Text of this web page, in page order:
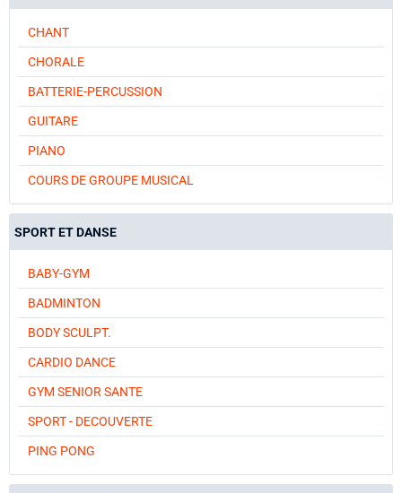
CHANT
CHORALE
BATTERIE-PERCUSSION
GUITARE
PIANO
COURS DE GROUPE MUSICAL
SPORT ET DANSE
BABY-GYM
BADMINTON
BODY SCULPT.
CARDIO DANCE
GYM SENIOR SANTE
SPORT - DECOUVERTE
PING PONG